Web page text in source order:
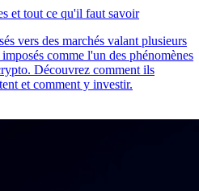
et tout ce qu'il faut savoir
vers des marchés valant plusieurs
comme l'un des phénomènes
Découvrez comment ils
et comment y investir.